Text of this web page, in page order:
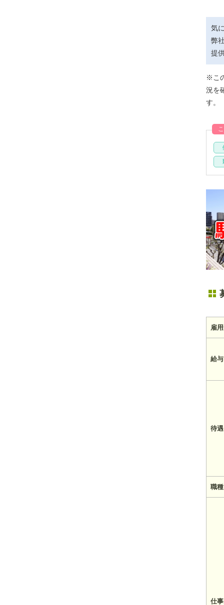
気
弊
提
※こ
況を
す。
雇
給与
待遇
職種
仕